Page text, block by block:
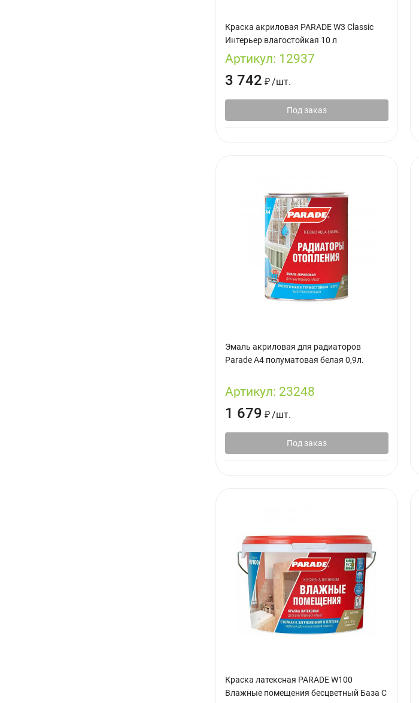
Краска акриловая PARADE W3 Classic
Интерьер влагостойкая 10 л
Артикул: 12937
3 742 ₽/шт.
Под заказ
Эмаль акриловая для радиаторов
Parade А4 полуматовая белая 0,9л.
Артикул: 23248
1 679 ₽/шт.
Под заказ
Краска латексная PARADE W100
Влажные помещения бесцветный База С